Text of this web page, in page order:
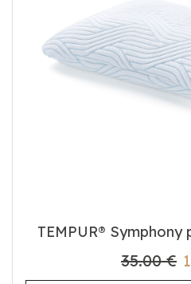
TEMPUR® Symphony
35.00 €